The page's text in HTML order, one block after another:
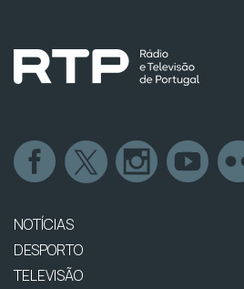
NOTÍCIAS
DESPORTO
TELEVISÃO